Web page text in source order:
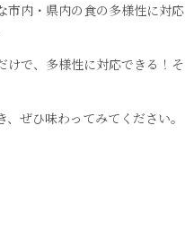
市内・県内の食の多様性に対
けで、多様性に対応できる！
、ぜひ味わってみてください。